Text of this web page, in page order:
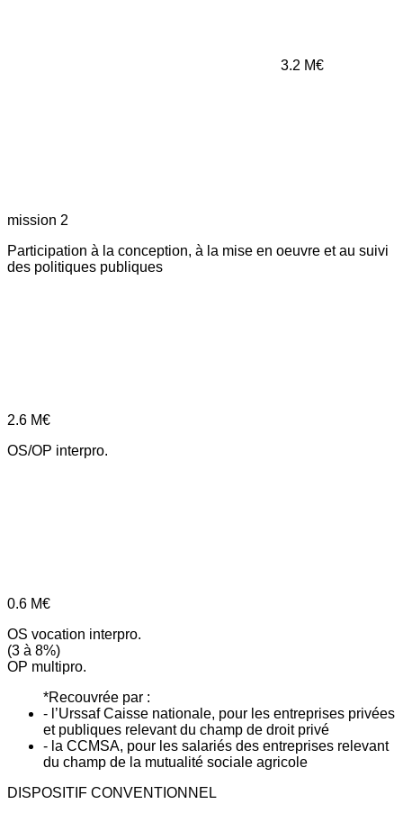
3.2 M€
mission 2
Participation à la conception, à la mise en oeuvre et au suivi
des politiques publiques
2.6 M€
OS/OP interpro.
0.6 M€
OS vocation interpro.
(3 à 8%)
OP multipro.
*Recouvrée par :
- l’Urssaf Caisse nationale, pour les entreprises privées
et publiques relevant du champ de droit privé
- la CCMSA, pour les salariés des entreprises relevant
du champ de la mutualité sociale agricole
DISPOSITIF CONVENTIONNEL